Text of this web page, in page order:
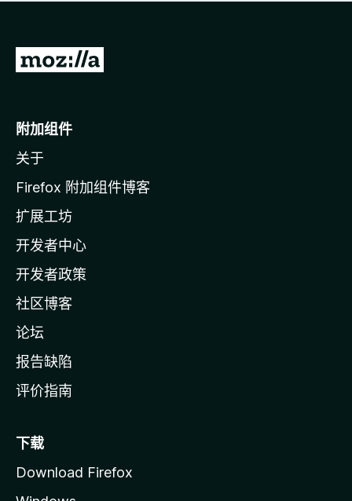
无
转
o
i
l
a
主
页
附加组件
关于
Firefox 附加组件博客
扩展工坊
开发者中心
开发者政策
社区博客
论坛
报告缺陷
评价指南
下载
Download Firefox